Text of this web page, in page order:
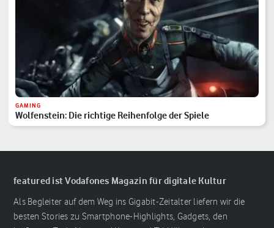
GAMING
Wolfenstein: Die richtige Reihenfolge der Spiele
featured ist Vodafones Magazin für digitale Kultur
Als Begleiter auf dem Weg ins Gigabit-Zeitalter liefern wir die
besten Stories zu Smartphone-Highlights, Gadgets, den